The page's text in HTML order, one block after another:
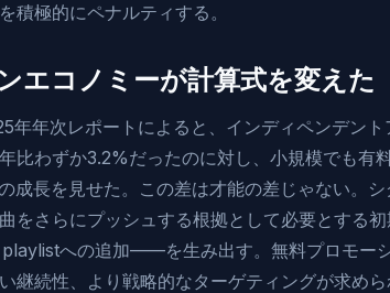
積極的にペナルティする。
エコノミーが計算式を変えた
年年次レポートによると、インディペンデン
比わずか3.2%だったのに対し、小規模でも有
成長を見せた。この差は才能の差じゃない。シ
をさらにプッシュする根拠として必要とする
への追加——を生み出す。無料プロモー
継続性、より戦略的なターゲティングが求めら